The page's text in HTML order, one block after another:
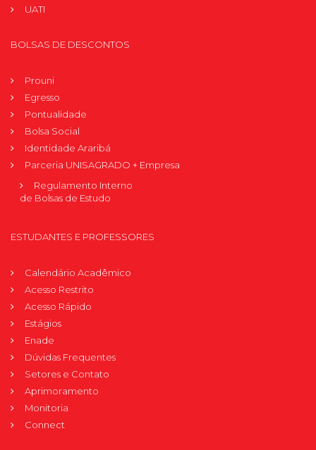
UATI
BOLSAS DE DESCONTOS
Prouni
Egresso
Pontualidade
Bolsa Social
Identidade Araribá
Parceria UNISAGRADO + Empresa
Regulamento Interno
de Bolsas de Estudo
ESTUDANTES E PROFESSORES
Calendário Acadêmico
Acesso Restrito
Acesso Rápido
Estágios
Enade
Dúvidas Frequentes
Setores e Contato
Aprimoramento
Monitoria
Connect